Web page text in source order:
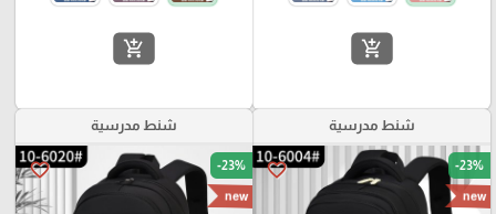
add_shopping_cart
add_shopping_cart
شنط مدرسية
favorite_border -23%
new
شنط مدرسية
favorite_border -23%
new